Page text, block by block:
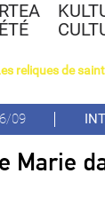
reliques de
09
Marie